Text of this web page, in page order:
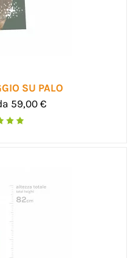
SU PALO
59,00 €